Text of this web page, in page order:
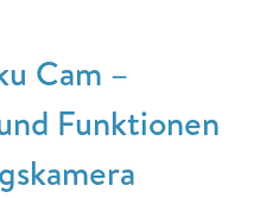
Cam –
Funktionen